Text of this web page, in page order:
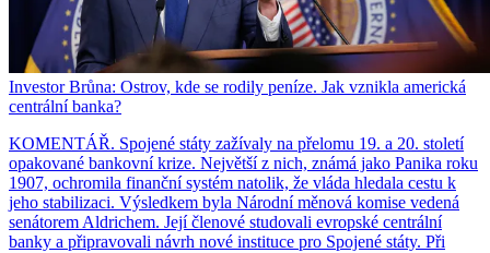
Investor Brůna: Ostrov, kde se rodily peníze. Jak vznikla americká
centrální banka?
KOMENTÁŘ. Spojené státy zažívaly na přelomu 19. a 20. století
opakované bankovní krize. Největší z nich, známá jako Panika roku
1907, ochromila finanční systém natolik, že vláda hledala cestu k
jeho stabilizaci. Výsledkem byla Národní měnová komise vedená
senátorem Aldrichem. Její členové studovali evropské centrální
banky a připravovali návrh nové instituce pro Spojené státy. Při